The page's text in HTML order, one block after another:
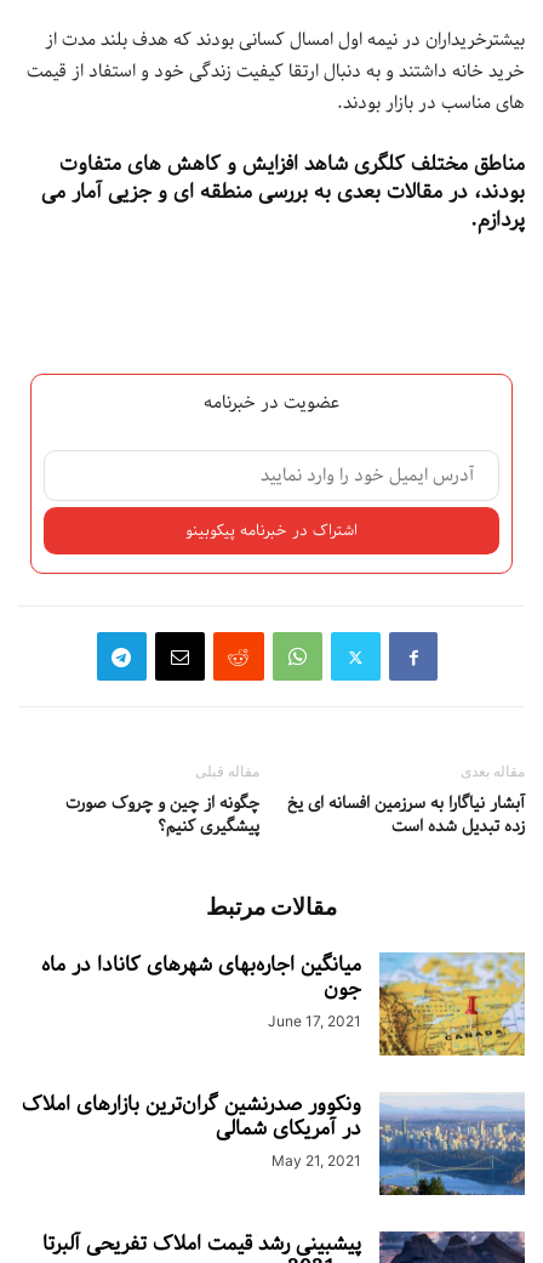
بيشترخريداران در نيمه اول امسال كسانى بودند كه هدف بلند مدت از
خريد خانه داشتند و به دنبال ارتقا كيفيت زندگى خود و استفاد از قيمت
هاى مناسب در بازار بودند.
مناطق مختلف كلگرى شاهد افزايش و كاهش هاى متفاوت
بودند، در مقالات بعدى به بررسى منطقه اى و جزيى آمار مى
پردازم.
عضویت در خبرنامه
مقاله قبلی
چگونه از چین و چروک صورت
پیشگیری کنیم؟
مقاله بعدی
آبشار نیاگارا به سرزمین افسانه ای یخ
زده تبدیل شده است
مقالات مرتبط
میانگین اجاره‌بهای شهرهای کانادا در ماه
جون
June 17, 2021
ونکوور صدرنشین گران‌ترین بازارهای املاک
در آمریکای شمالی
May 21, 2021
پیشبینی رشد قیمت املاک تفریحی آلبرتا